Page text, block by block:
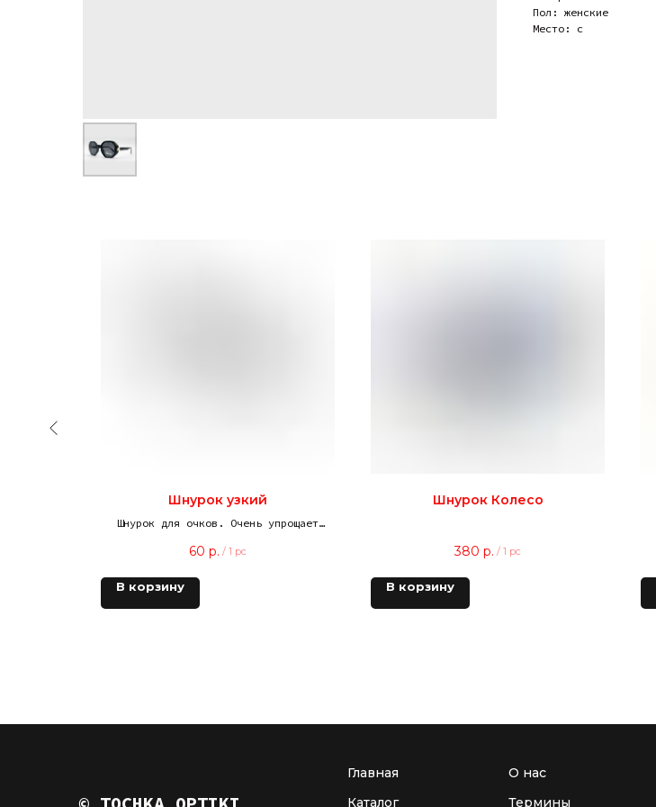
Пол: женские
Место: c
Шнурок узкий
Шнурок для очков. Очень упрощает
все время снимать и надевать очки
60 р. / 1 pc
В корзину
Шнурок Колесо
380 р. / 1 pc
В корзину
Главная
Каталог
О нас
Термины